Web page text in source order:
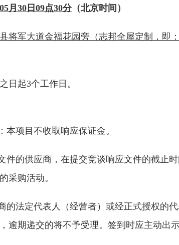
05月 30日09点30分（北京时间）
将军大道金福花园旁（志邦全屋定制，即：
日起3个工作日。
本项目不收取响应保证金。
件的供应商，在提交竞谈响应文件的截止
采购活动。
的法定代表人（经营者）或经正式授权的
逾期递交的将不予受理。签到时应主动出